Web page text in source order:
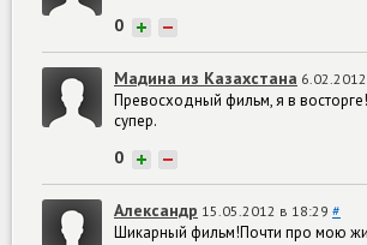
0 + −
Мадина из Казахстана
Превосходный фильм, я в
супер.
0 + −
Александр 15.05.2012 в 18:29 #
Шикарный фильм!Почти про мою